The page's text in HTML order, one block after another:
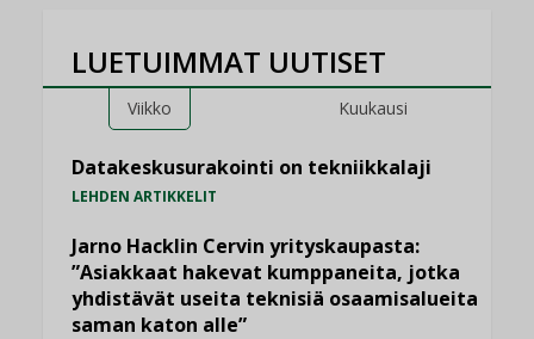
LUETUIMMAT UUTISET
Viikko Kuukausi
Datakeskusurakointi on tekniikkalaji
LEHDEN ARTIKKELIT
Jarno Hacklin Cervin yrityskaupasta:
”Asiakkaat hakevat kumppaneita, jotka
yhdistävät useita teknisiä osaamisalueita
saman katon alle”